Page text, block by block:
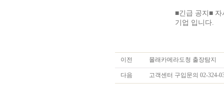
■긴급 공지■
기업 입니다.
이전 몰래카메라도청 출장탐지
다음 고객센터 구입문의 02-324-